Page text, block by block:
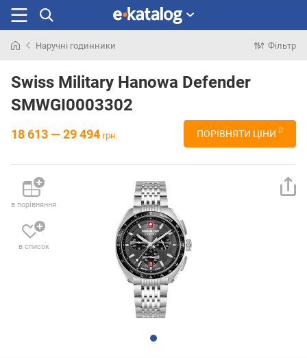
раніше
Наручні годинники Фільтр
Swiss Military Hanowa Defender
SMWGI0003302
18 613 — 29 494 грн. ПОРІВНЯТИ ЦІНИ 8
в порівняння
в список